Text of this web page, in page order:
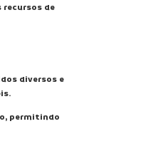
de
diversos e
permitindo